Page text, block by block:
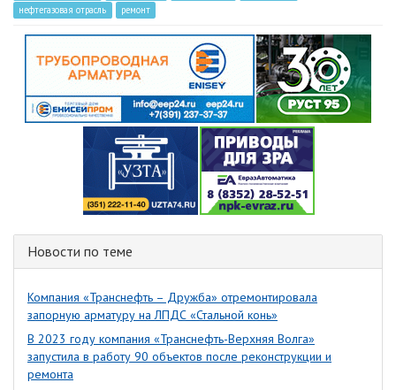
нефтегазовая отрасль
ремонт
Новости по теме
Компания «Транснефть – Дружба» отремонтировала
запорную арматуру на ЛПДС «Стальной конь»
В 2023 году компания «Транснефть-Верхняя Волга»
запустила в работу 90 объектов после реконструкции и
ремонта